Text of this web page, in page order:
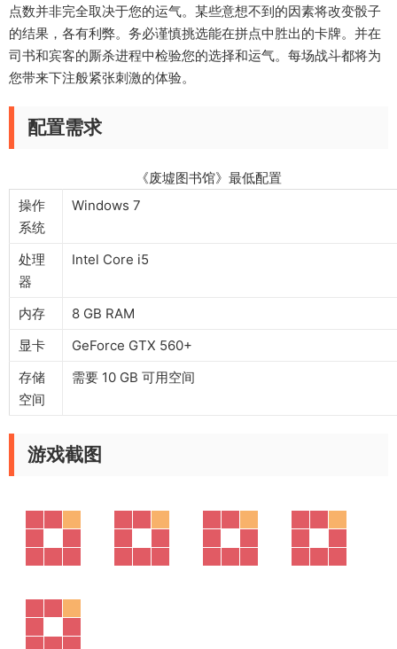
点数并非完全取决于您的运气。某些意想不到的因素将改变骰子
的结果，各有利弊。务必谨慎挑选能在拼点中胜出的卡牌。并在
司书和宾客的厮杀进程中检验您的选择和运气。每场战斗都将为
您带来下注般紧张刺激的体验。
配置需求
《废墟图书馆》最低配置
操作
系统
Windows 7
处理
器
Intel Core i5
内存
8 GB RAM
显卡
GeForce GTX 560+
存储
空间
需要 10 GB 可用空间
游戏截图